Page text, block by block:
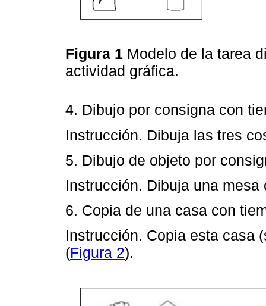
Figura 1 Modelo de la tarea
actividad gráfica.
4. Dibujo por consigna con
Instrucción. Dibuja las tres
5. Dibujo de objeto por
Instrucción. Dibuja una
6. Copia de una casa con
Instrucción. Copia esta casa
(Figura 2).